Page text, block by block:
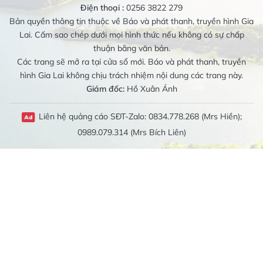
Điện thoại : 0256 3822 279
Bản quyền thông tin thuộc về Báo và phát thanh, truyền hình Gia
Lai. Cấm sao chép dưới mọi hình thức nếu không có sự chấp
thuận bằng văn bản.
Các trang sẽ mở ra tại cửa sổ mới. Báo và phát thanh, truyền
hình Gia Lai không chịu trách nhiệm nội dung các trang này.
Giám đốc:Hồ Xuân Ánh
Liên hệ quảng cáo SĐT-Zalo: 0834.778.268 (Mrs Hiền);
0989.079.314 (Mrs Bích Liên)